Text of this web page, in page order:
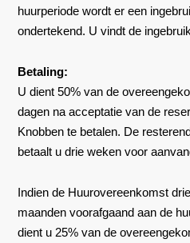
huurperiode wordt er een
ondertekend. U vindt de
Betaling:
U dient 50% van de
dagen na acceptatie van de
Knobben te betalen. De
betaalt u drie weken voor
Indien de Huurovereenkomst
maanden voorafgaand aan de
dient u 25% van de